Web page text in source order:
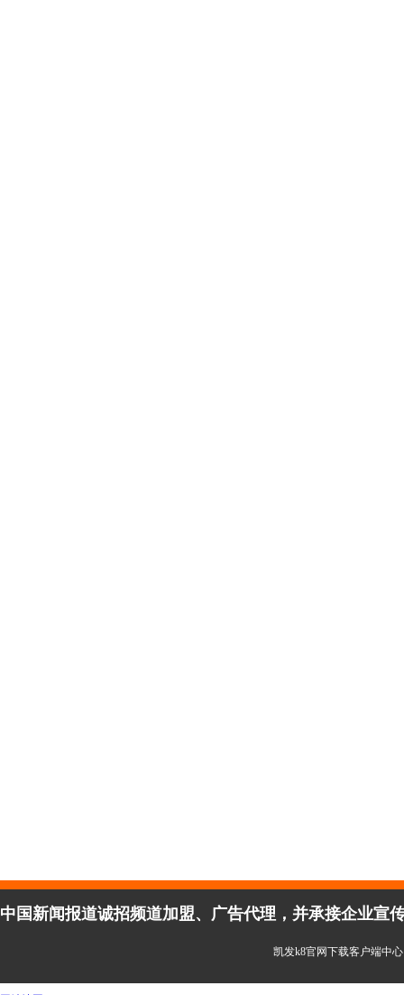
中国新闻报道诚招频道加盟、广告代理，并承接企业宣
凯发k8官网下载客户端中